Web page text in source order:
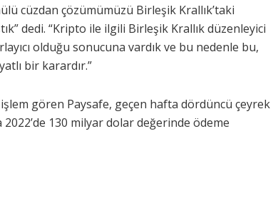
cüzdan çözümümüzü Birleşik Krallık’taki
dedi. “Kripto ile ilgili Birleşik Krallık düzenleyici
olduğu sonucuna vardık ve bu nedenle bu,
bir karardır.”
işlem gören Paysafe, geçen hafta dördüncü çeyrek
2022’de 130 milyar dolar değerinde ödeme